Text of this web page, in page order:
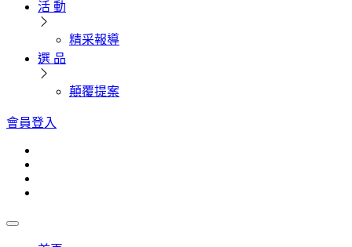
活 動
精采報導
選 品
顛覆提案
會員登入